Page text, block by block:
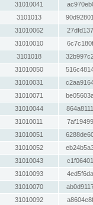
31010041
3101013
31010062
31010010
3101018
31010050
31010031
31010071
31010044
31010011
31010051
31010052
31010043
31010093
31010070
31010092